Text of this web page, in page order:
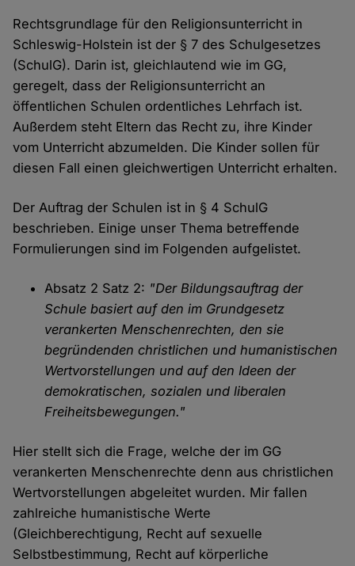
Rechtsgrundlage für den Religionsunterricht in
Schleswig-Holstein ist der § 7 des Schulgesetzes
(SchulG). Darin ist, gleichlautend wie im GG,
geregelt, dass der Religionsunterricht an
öffentlichen Schulen ordentliches Lehrfach ist.
Außerdem steht Eltern das Recht zu, ihre Kinder
vom Unterricht abzumelden. Die Kinder sollen für
diesen Fall einen gleichwertigen Unterricht erhalten.
Der Auftrag der Schulen ist in § 4 SchulG
beschrieben. Einige unser Thema betreffende
Formulierungen sind im Folgenden aufgelistet.
Absatz 2 Satz 2: "Der Bildungsauftrag der
Schule basiert auf den im Grundgesetz
verankerten Menschenrechten, den sie
begründenden christlichen und humanistischen
Wertvorstellungen und auf den Ideen der
demokratischen, sozialen und liberalen
Freiheitsbewegungen."
Hier stellt sich die Frage, welche der im GG
verankerten Menschenrechte denn aus christlichen
Wertvorstellungen abgeleitet wurden. Mir fallen
zahlreiche humanistische Werte
(Gleichberechtigung, Recht auf sexuelle
Selbstbestimmung, Recht auf körperliche